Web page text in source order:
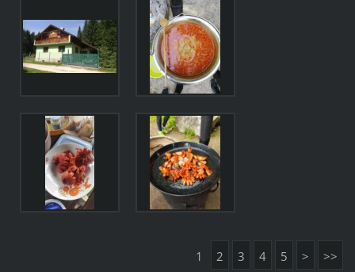
1 2 3 4 5 > >>